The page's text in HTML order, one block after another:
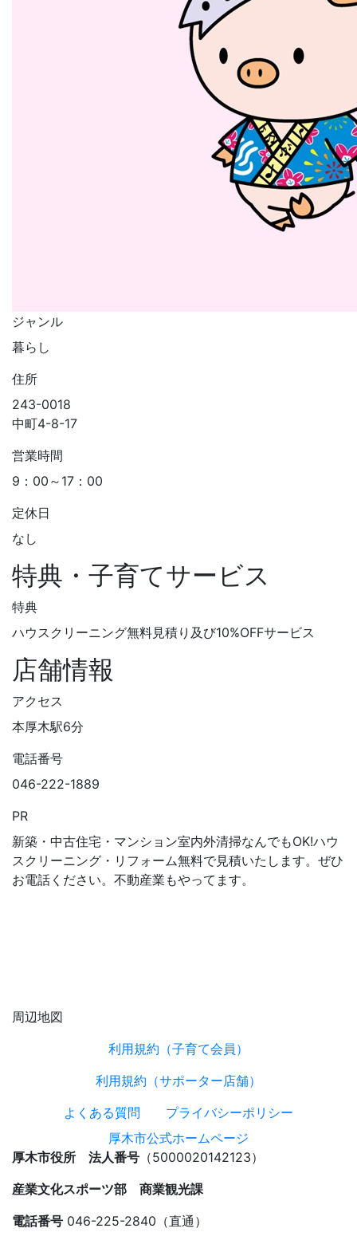
ジャンル
暮らし
住所
243-0018
中町4-8-17
営業時間
9：00～17：00
定休日
なし
特典・子育てサービス
特典
ハウスクリーニング無料見積り及び10%OFFサービス
店舗情報
アクセス
本厚木駅6分
電話番号
046-222-1889
PR
新築・中古住宅・マンション室内外清掃なんでもOK!ハウ
スクリーニング・リフォーム無料で見積いたします。ぜひ
お電話ください。不動産業もやってます。
周辺地図
利用規約（子育て会員）
利用規約（サポーター店舗）
よくある質問
プライバシーポリシー
厚木市公式ホームページ
厚木市役所 法人番号 （5000020142123）
産業文化スポーツ部 商業観光課
電話番号 046-225-2840（直通）